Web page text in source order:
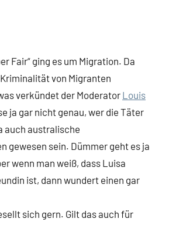
Fair“ ging es um Migration. Da
von Migranten
verkündet der Moderator Louis
ja gar nicht genau, wer die Täter
auch australische
gewesen sein. Dümmer geht es ja
wenn man weiß, dass Luisa
ist, dann wundert einen gar
sich gern. Gilt das auch für